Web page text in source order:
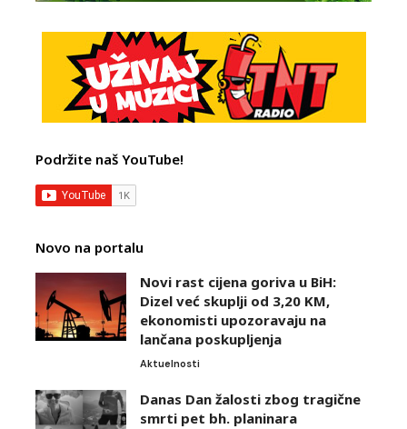
Podržite naš YouTube!
Novo na portalu
Novi rast cijena goriva u BiH:
Dizel već skuplji od 3,20 KM,
ekonomisti upozoravaju na
lančana poskupljenja
Aktuelnosti
Danas Dan žalosti zbog tragične
smrti pet bh. planinara